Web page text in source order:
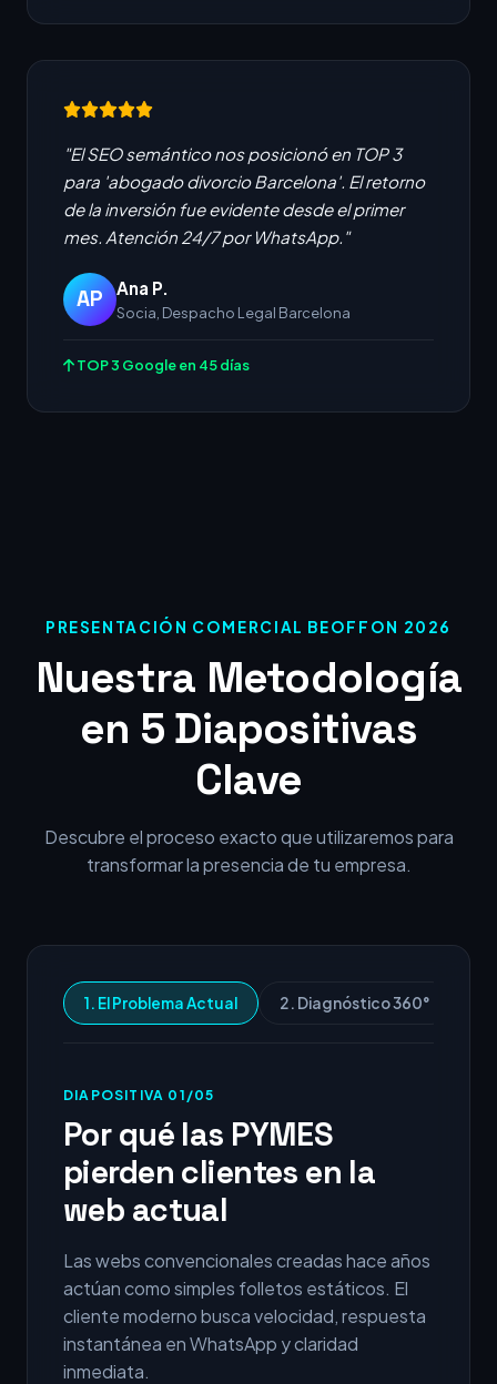
"El SEO semántico nos posicionó en TOP 3
para 'abogado divorcio Barcelona'. El retorno
de la inversión fue evidente desde el primer
mes. Atención 24/7 por WhatsApp."
AP Ana P.
Socia, Despacho Legal Barcelona
TOP 3 Google en 45 días
PRESENTACIÓN COMERCIAL BEOFFON 2026
Nuestra Metodología
en 5 Diapositivas
Clave
Descubre el proceso exacto que utilizaremos para
transformar la presencia de tu empresa.
1. El Problema Actual 2. Diagnóstico 360°
DIAPOSITIVA 01/05
Por qué las PYMES
pierden clientes en la
web actual
Las webs convencionales creadas hace años
actúan como simples folletos estáticos. El
cliente moderno busca velocidad, respuesta
instantánea en WhatsApp y claridad
inmediata.